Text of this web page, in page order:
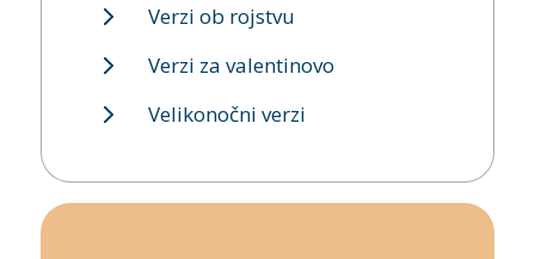
Verzi ob rojstvu
Verzi za valentinovo
Velikonočni verzi